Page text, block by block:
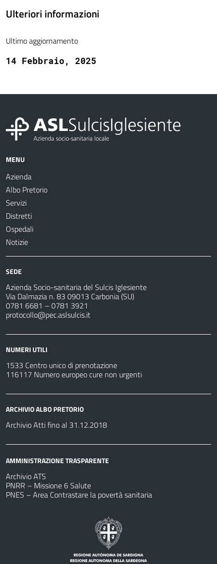
Ulteriori informazioni
Ultimo aggiornamento
14 Febbraio, 2025
MENU
Azienda
Albo Pretorio
Servizi
Distretti
Ospedali
Notizie
SEDE
Azienda Socio-sanitaria del Sulcis Iglesiente
Via Dalmazia n. 83 09013 Carbonia (SU)
0781 6681 – 0781 3921
protocollo@pec.aslsulcis.it
NUMERI UTILI
1533 Centro unico di prenotazione
116117 Numero europeo cure non urgenti
ARCHIVIO ALBO PRETORIO
Archivio Atti fino al 31.12.2018
AMMINISTRAZIONE TRASPARENTE
Archivio ATS
PNRR – Missione 6 Salute
PNES – Area Contrastare la povertà sanitaria